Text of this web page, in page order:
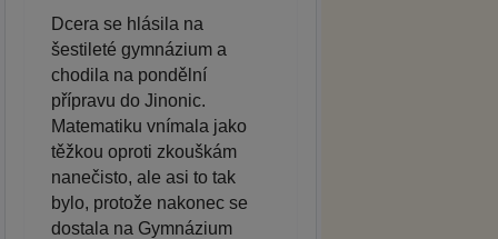
Dcera se hlásila na
šestileté gymnázium a
chodila na pondělní
přípravu do Jinonic.
Matematiku vnímala jako
těžkou oproti zkouškám
nanečisto, ale asi to tak
bylo, protože nakonec se
dostala na Gymnázium